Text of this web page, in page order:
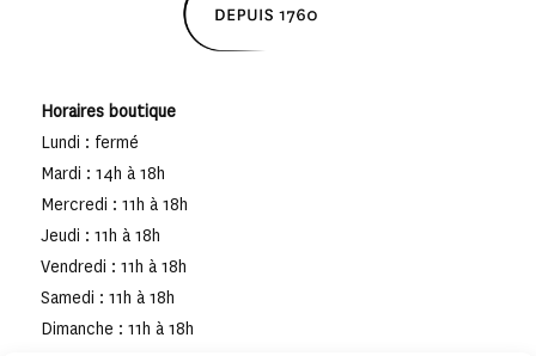
Horaires boutique
Lundi : fermé
Mardi : 14h à 18h
Mercredi : 11h à 18h
Jeudi : 11h à 18h
Vendredi : 11h à 18h
Samedi : 11h à 18h
Dimanche : 11h à 18h